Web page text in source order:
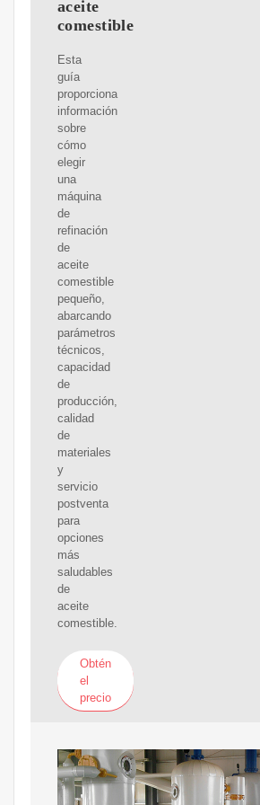
aceite
comestible
Esta
guía
proporciona
información
sobre
cómo
elegir
una
máquina
de
refinación
de
aceite
comestible
pequeño,
abarcando
parámetros
técnicos,
capacidad
de
producción,
calidad
de
materiales
y
servicio
postventa
para
opciones
más
saludables
de
aceite
comestible.
Obtén
el
precio